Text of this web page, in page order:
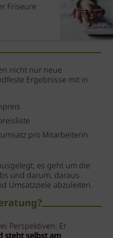
Friseure
nicht nur neue
Ergebnisse mit in
pro Mitarbeiterin
es geht um die
und darum, daraus
Umsatzziele abzuleiten.
Perspektiven: Er